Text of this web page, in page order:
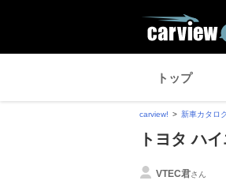
トップ
carview! 新車カタロ
トヨタ ハ
VTEC君さん